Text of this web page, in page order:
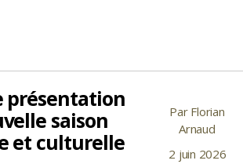
en
présentation
saison
et culturelle
Auteur
l’article
Par Florian
Arnaud
Date2 juin 2026